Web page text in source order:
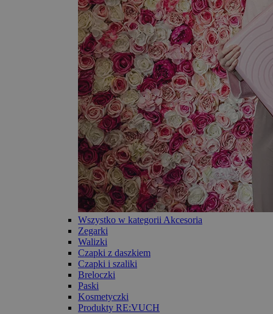
Wszystko w kategorii Akcesoria
Zegarki
Walizki
Czapki z daszkiem
Czapki i szaliki
Breloczki
Paski
Kosmetyczki
Produkty RE:VUCH